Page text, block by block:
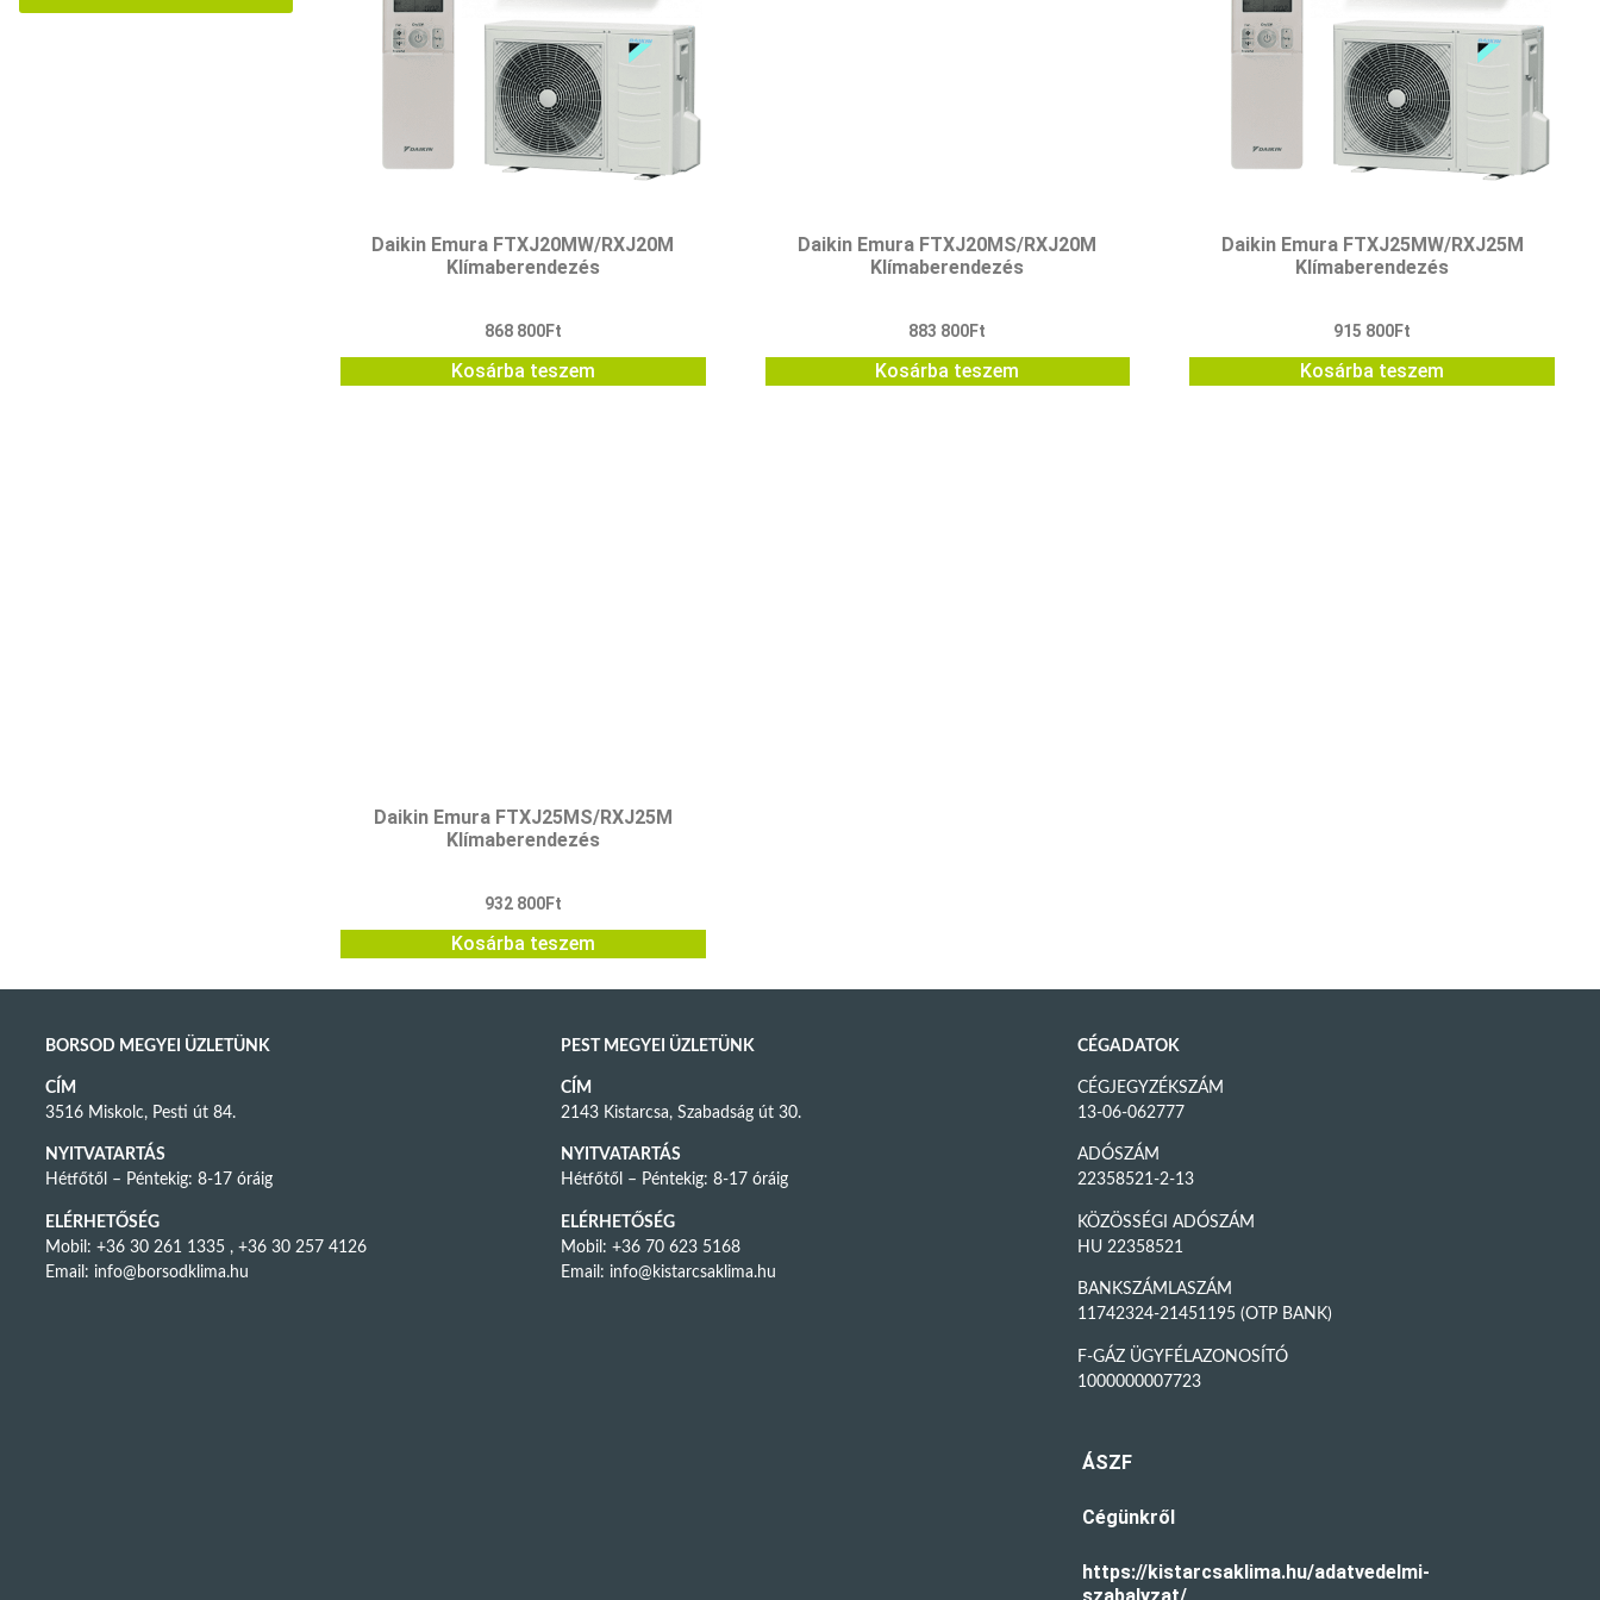
Daikin Emura FTXJ20MW/RXJ20M
Klímaberendezés
868 800Ft
Kosárba teszem
Daikin Emura FTXJ20MS/RXJ20M
Klímaberendezés
883 800Ft
Kosárba teszem
Daikin Emura FTXJ25MW/RXJ25M
Klímaberendezés
915 800Ft
Kosárba teszem
Daikin Emura FTXJ25MS/RXJ25M
Klímaberendezés
932 800Ft
Kosárba teszem
BORSOD MEGYEI ÜZLETÜNK
CÍM
3516 Miskolc, Pesti út 84.
NYITVATARTÁS
Hétfőtől – Péntekig: 8-17 óráig
ELÉRHETŐSÉG
Mobil: +36 30 261 1335 , +36 30 257 4126
Email: info@borsodklima.hu
PEST MEGYEI ÜZLETÜNK
CÍM
2143 Kistarcsa, Szabadság út 30.
NYITVATARTÁS
Hétfőtől – Péntekig: 8-17 óráig
ELÉRHETŐSÉG
Mobil: +36 70 623 5168
Email: info@kistarcsaklima.hu
CÉGADATOK
CÉGJEGYZÉKSZÁM
13-06-062777
ADÓSZÁM
22358521-2-13
KÖZÖSSÉGI ADÓSZÁM
HU 22358521
BANKSZÁMLASZÁM
11742324-21451195 (OTP BANK)
F-GÁZ ÜGYFÉLAZONOSÍTÓ
1000000007723
ÁSZF
Cégünkről
https://kistarcsaklima.hu/adatvedelmi-